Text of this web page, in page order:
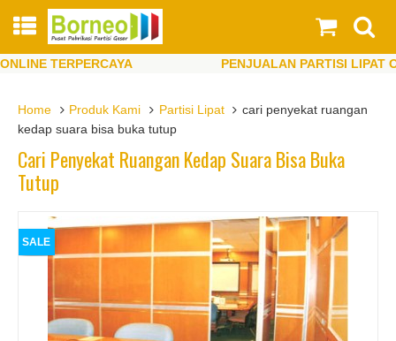
TERPERCAYA
PENJUALAN PARTISI LIPAT
Home
Produk Kami Partisi Lipat
cari penyekat ruangan
kedap suara bisa buka tutup
Cari Penyekat Ruangan Kedap Suara Bisa Buka
Tutup
SALE